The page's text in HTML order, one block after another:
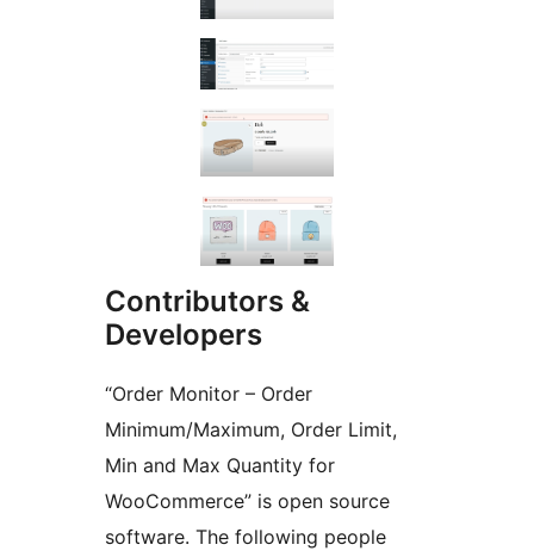
Contributors &
Developers
“Order Monitor – Order
Minimum/Maximum, Order Limit,
Min and Max Quantity for
WooCommerce” is open source
software. The following people